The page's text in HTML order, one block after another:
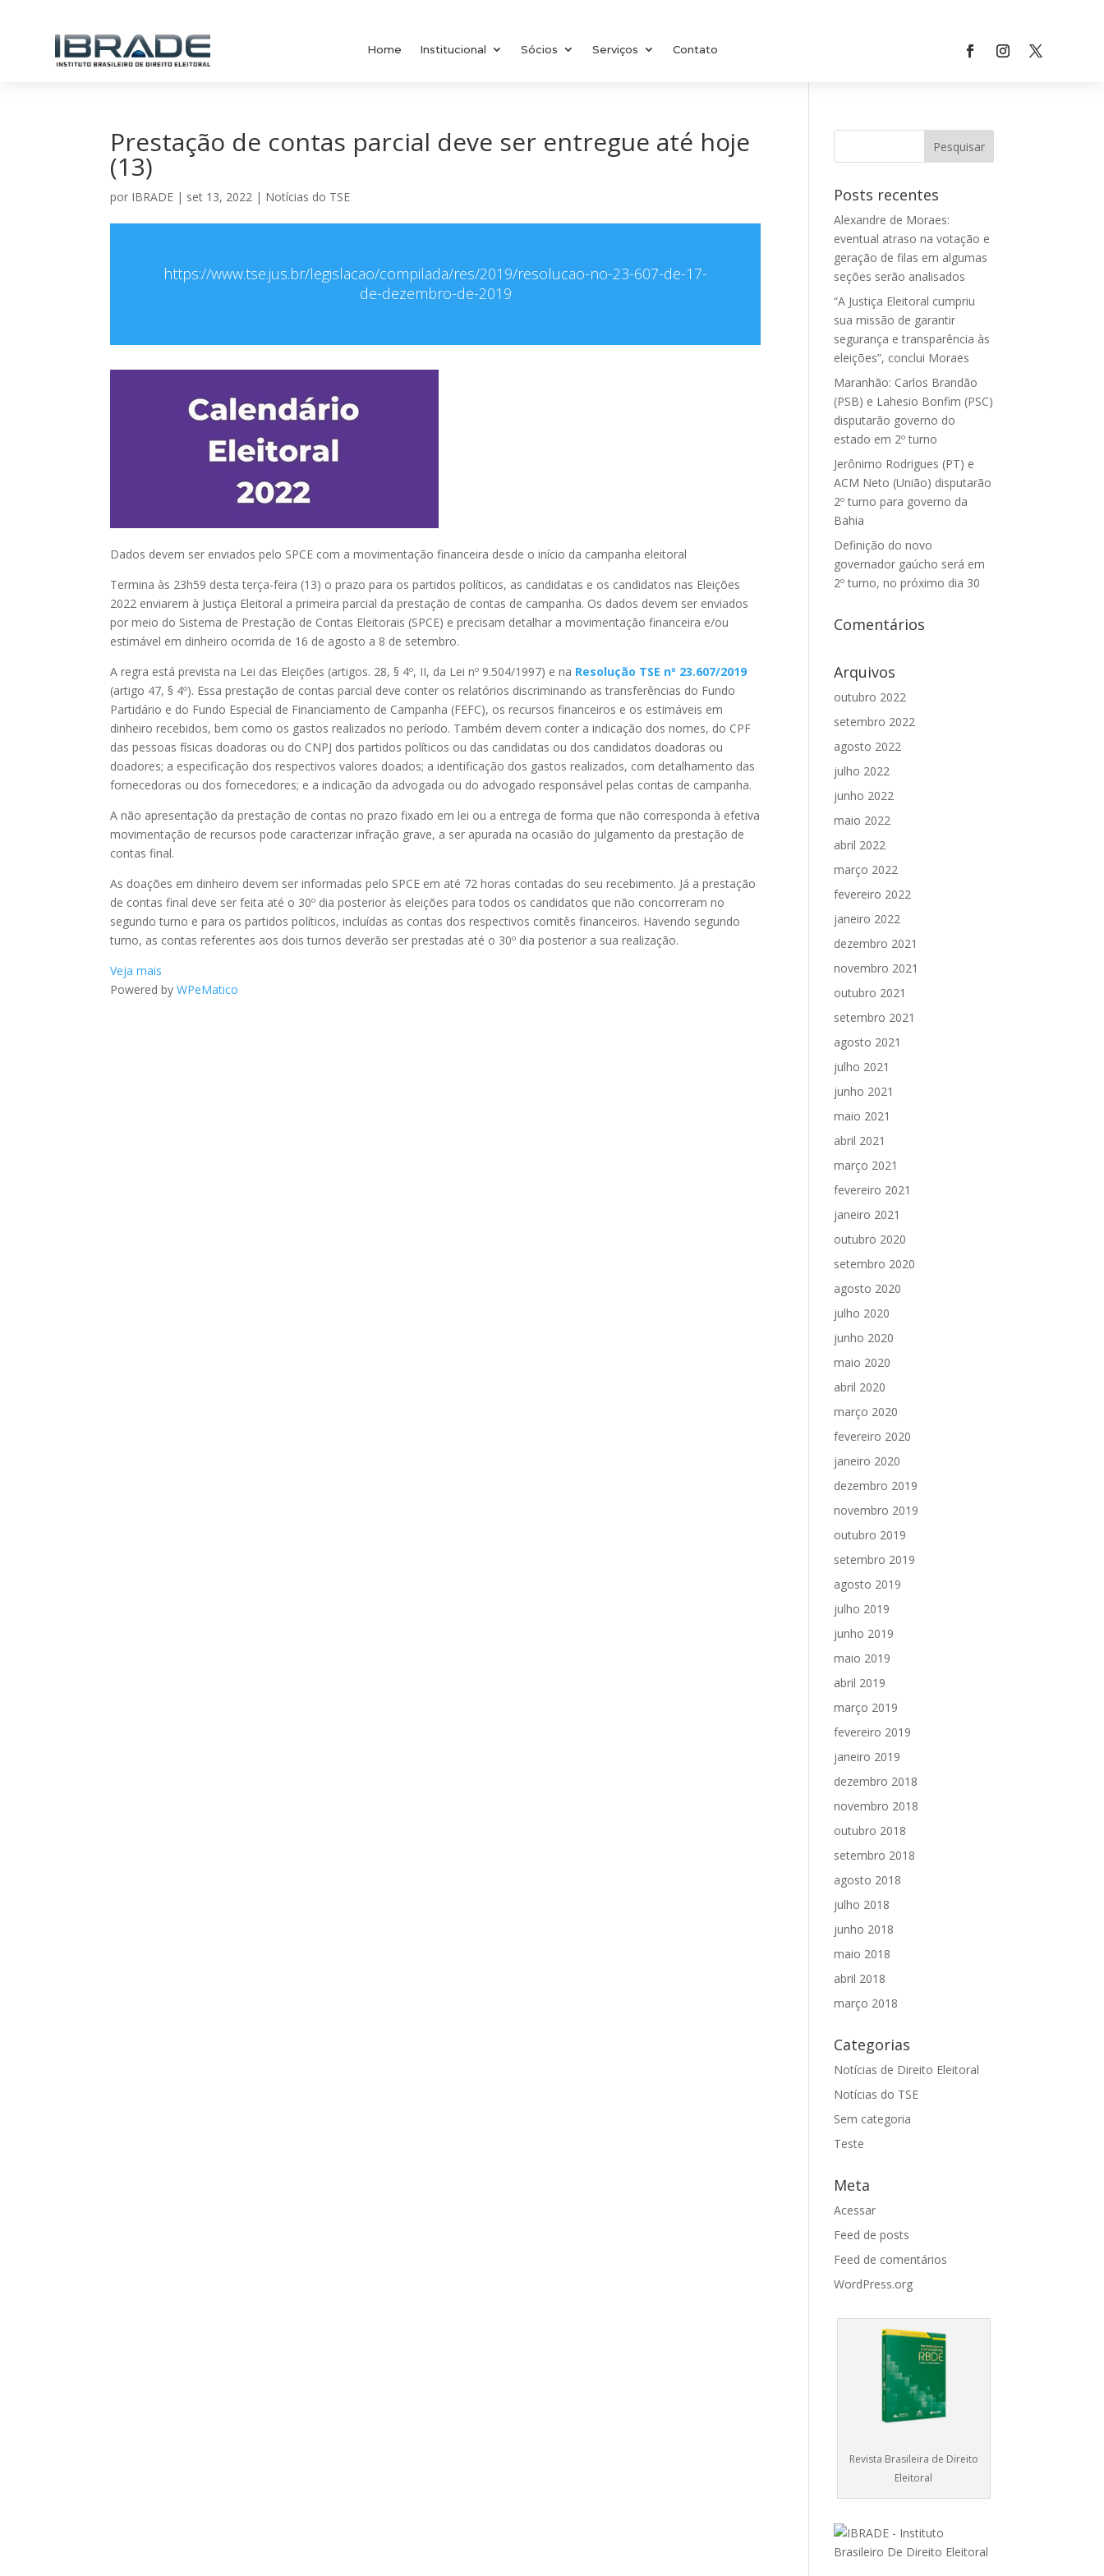
Home Institucional Sócios Serviços Contato
Prestação de contas parcial deve ser entregue até hoje
(13)
por IBRADE | set 13, 2022 | Notícias do TSE
https://www.tse.jus.br/legislacao/compilada/res/2019/resolucao-no-23-607-de-17-
de-dezembro-de-2019
Dados devem ser enviados pelo SPCE com a movimentação financeira desde o início da campanha eleitoral
Termina às 23h59 desta terça-feira (13) o prazo para os partidos políticos, as candidatas e os candidatos nas Eleições
2022 enviarem à Justiça Eleitoral a primeira parcial da prestação de contas de campanha. Os dados devem ser enviados
por meio do Sistema de Prestação de Contas Eleitorais (SPCE) e precisam detalhar a movimentação financeira e/ou
estimável em dinheiro ocorrida de 16 de agosto a 8 de setembro.
A regra está prevista na Lei das Eleições (artigos. 28, § 4º, II, da Lei nº 9.504/1997) e na Resolução TSE nº 23.607/2019
(artigo 47, § 4º). Essa prestação de contas parcial deve conter os relatórios discriminando as transferências do Fundo
Partidário e do Fundo Especial de Financiamento de Campanha (FEFC), os recursos financeiros e os estimáveis em
dinheiro recebidos, bem como os gastos realizados no período. Também devem conter a indicação dos nomes, do CPF
das pessoas físicas doadoras ou do CNPJ dos partidos políticos ou das candidatas ou dos candidatos doadoras ou
doadores; a especificação dos respectivos valores doados; a identificação dos gastos realizados, com detalhamento das
fornecedoras ou dos fornecedores; e a indicação da advogada ou do advogado responsável pelas contas de campanha.
A não apresentação da prestação de contas no prazo fixado em lei ou a entrega de forma que não corresponda à efetiva
movimentação de recursos pode caracterizar infração grave, a ser apurada na ocasião do julgamento da prestação de
contas final.
As doações em dinheiro devem ser informadas pelo SPCE em até 72 horas contadas do seu recebimento. Já a prestação
de contas final deve ser feita até o 30º dia posterior às eleições para todos os candidatos que não concorreram no
segundo turno e para os partidos políticos, incluídas as contas dos respectivos comitês financeiros. Havendo segundo
turno, as contas referentes aos dois turnos deverão ser prestadas até o 30º dia posterior a sua realização.
Veja mais
Powered byWPeMatico
Posts recentes
Alexandre de Moraes:
eventual atraso na votação e
geração de filas em algumas
seções serão analisados
“A Justiça Eleitoral cumpriu
sua missão de garantir
segurança e transparência às
eleições”, conclui Moraes
Maranhão: Carlos Brandão
(PSB) e Lahesio Bonfim (PSC)
disputarão governo do
estado em 2º turno
Jerônimo Rodrigues (PT) e
ACM Neto (União) disputarão
2º turno para governo da
Bahia
Definição do novo
governador gaúcho será em
2º turno, no próximo dia 30
Comentários
Arquivos
outubro 2022
setembro 2022
agosto 2022
julho 2022
junho 2022
maio 2022
abril 2022
março 2022
fevereiro 2022
janeiro 2022
dezembro 2021
novembro 2021
outubro 2021
setembro 2021
agosto 2021
julho 2021
junho 2021
maio 2021
abril 2021
março 2021
fevereiro 2021
janeiro 2021
outubro 2020
setembro 2020
agosto 2020
julho 2020
junho 2020
maio 2020
abril 2020
março 2020
fevereiro 2020
janeiro 2020
dezembro 2019
novembro 2019
outubro 2019
setembro 2019
agosto 2019
julho 2019
junho 2019
maio 2019
abril 2019
março 2019
fevereiro 2019
janeiro 2019
dezembro 2018
novembro 2018
outubro 2018
setembro 2018
agosto 2018
julho 2018
junho 2018
maio 2018
abril 2018
março 2018
Categorias
Notícias de Direito Eleitoral
Notícias do TSE
Sem categoria
Teste
Meta
Acessar
Feed de posts
Feed de comentários
WordPress.org
Revista Brasileira de Direito
Eleitoral